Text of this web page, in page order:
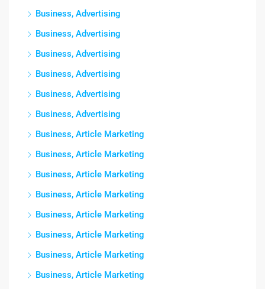
Business, Advertising
Business, Advertising
Business, Advertising
Business, Advertising
Business, Advertising
Business, Advertising
Business, Article Marketing
Business, Article Marketing
Business, Article Marketing
Business, Article Marketing
Business, Article Marketing
Business, Article Marketing
Business, Article Marketing
Business, Article Marketing